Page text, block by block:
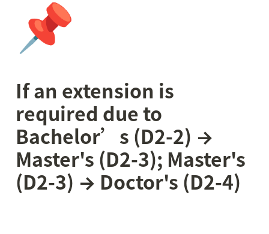
📌
If an extension is
required due to
Bachelor’s (D2-2) →
Master's (D2-3); Master's
(D2-3) → Doctor's (D2-4)